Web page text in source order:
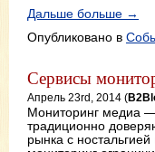
Дальше больше →
Опубликовано в
Сервисы
Апрель 23rd, 2014 (
Мониторинг медиа
традиционно
рынка с